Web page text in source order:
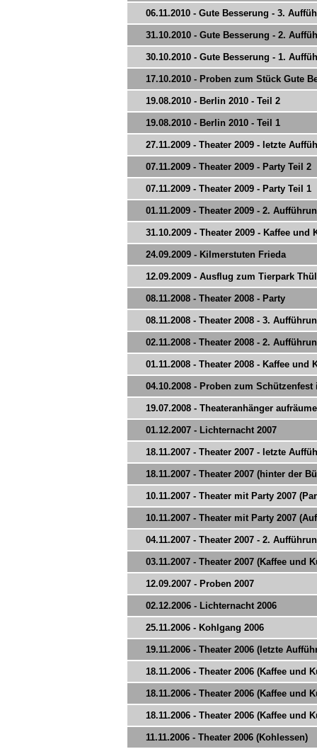
06.11.2010 - Gute Besserung - 3.
31.10.2010 - Gute Besserung - 2.
30.10.2010 - Gute Besserung - 1.
17.10.2010 - Proben zum Stück Gute
19.08.2010 - Berlin 2010 - Teil 2
19.08.2010 - Berlin 2010 - Teil 1
27.11.2009 - Theater 2009 - letzte
07.11.2009 - Theater 2009 - Party Teil 2
07.11.2009 - Theater 2009 - Party Teil 1
01.11.2009 - Theater 2009 - 2.
31.10.2009 - Theater 2009 - Kaffee und
24.09.2009 - Kilmerstuten Frieda
12.09.2009 - Ausflug zum Tierpark
08.11.2008 - Theater 2008 - Party
08.11.2008 - Theater 2008 - 3.
02.11.2008 - Theater 2008 - 2.
01.11.2008 - Theater 2008 - Kaffee und
04.10.2008 - Proben zum
19.07.2008 - Theateranhänger
01.12.2007 - Lichternacht 2007
18.11.2007 - Theater 2007 - letzte
18.11.2007 - Theater 2007 (hinter der
10.11.2007 - Theater mit Party 2007
10.11.2007 - Theater mit Party 2007
04.11.2007 - Theater 2007 - 2.
03.11.2007 - Theater 2007 (Kaffee und
12.09.2007 - Proben 2007
02.12.2006 - Lichternacht 2006
25.11.2006 - Kohlgang 2006
19.11.2006 - Theater 2006 (letzte
18.11.2006 - Theater 2006 (Kaffee und
18.11.2006 - Theater 2006 (Kaffee und
18.11.2006 - Theater 2006 (Kaffee und
11.11.2006 - Theater 2006 (Kohlessen)